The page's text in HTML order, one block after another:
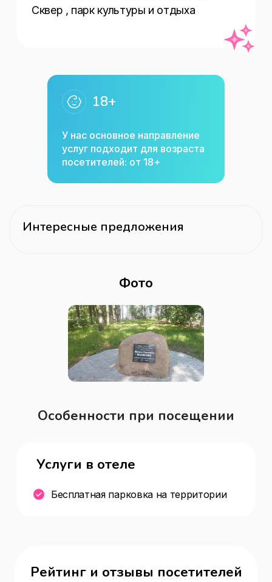
Сквер , парк культуры и отдыха
18+
У нас основное направление
услуг подходит для возраста
посетителей: от 18+
Интересные предложения
Фото
Особенности при посещении
Услуги в отеле
Бесплатная парковка на территории
Рейтинг и отзывы посетителей